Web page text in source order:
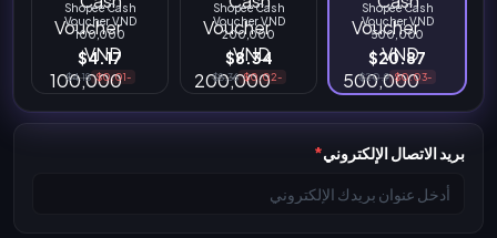
Shopee Cash
Voucher VND
500,000
$20.87
-$0.03
$20.9
Shopee Cash
Voucher VND
200,000
$8.34
-$0.02
$8.36
Shopee Cash
Voucher VND
100,000
$4.17
-$0.01
$4.18
بريد الاتصال الإلكتروني*